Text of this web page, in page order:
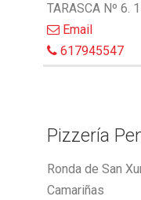
TARASCA Nº 6.
Email
617945547
Pizzería
Ronda de San
Camariñas